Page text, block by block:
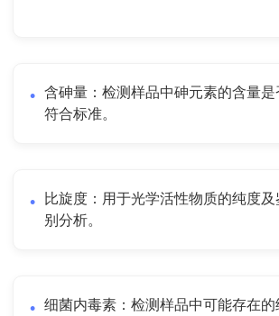
含砷量：检测样品中砷元素的含量是
符合标准。
比旋度：用于光学活性物质的纯度及
别分析。
细菌内毒素：检测样品中可能存在的